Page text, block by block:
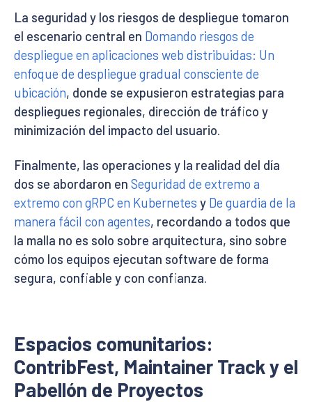
La seguridad y los riesgos de despliegue tomaron
el escenario central en Domando riesgos de
despliegue en aplicaciones web distribuidas: Un
enfoque de despliegue gradual consciente de
ubicación, donde se expusieron estrategias para
despliegues regionales, dirección de tráfico y
minimización del impacto del usuario.
Finalmente, las operaciones y la realidad del día
dos se abordaron en Seguridad de extremo a
extremo con gRPC en Kubernetes y De guardia de la
manera fácil con agentes, recordando a todos que
la malla no es solo sobre arquitectura, sino sobre
cómo los equipos ejecutan software de forma
segura, confiable y con confianza.
Espacios comunitarios:
ContribFest, Maintainer Track y el
Pabellón de Proyectos